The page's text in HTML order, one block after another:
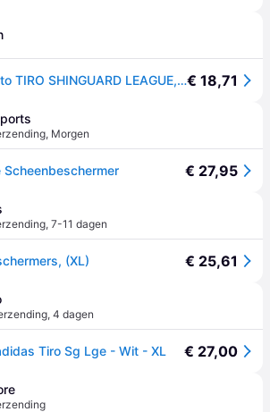
adidas Unisex adulto TIRO SHINGUARD LEAGUE, White/Black/Silver Metallic, S€ 18,71
, Morgen
€ 27,95
, 7-11 dagen
(XL) € 25,61
, 4 dagen
Tiro Sg Lge - Wit - XL € 27,00